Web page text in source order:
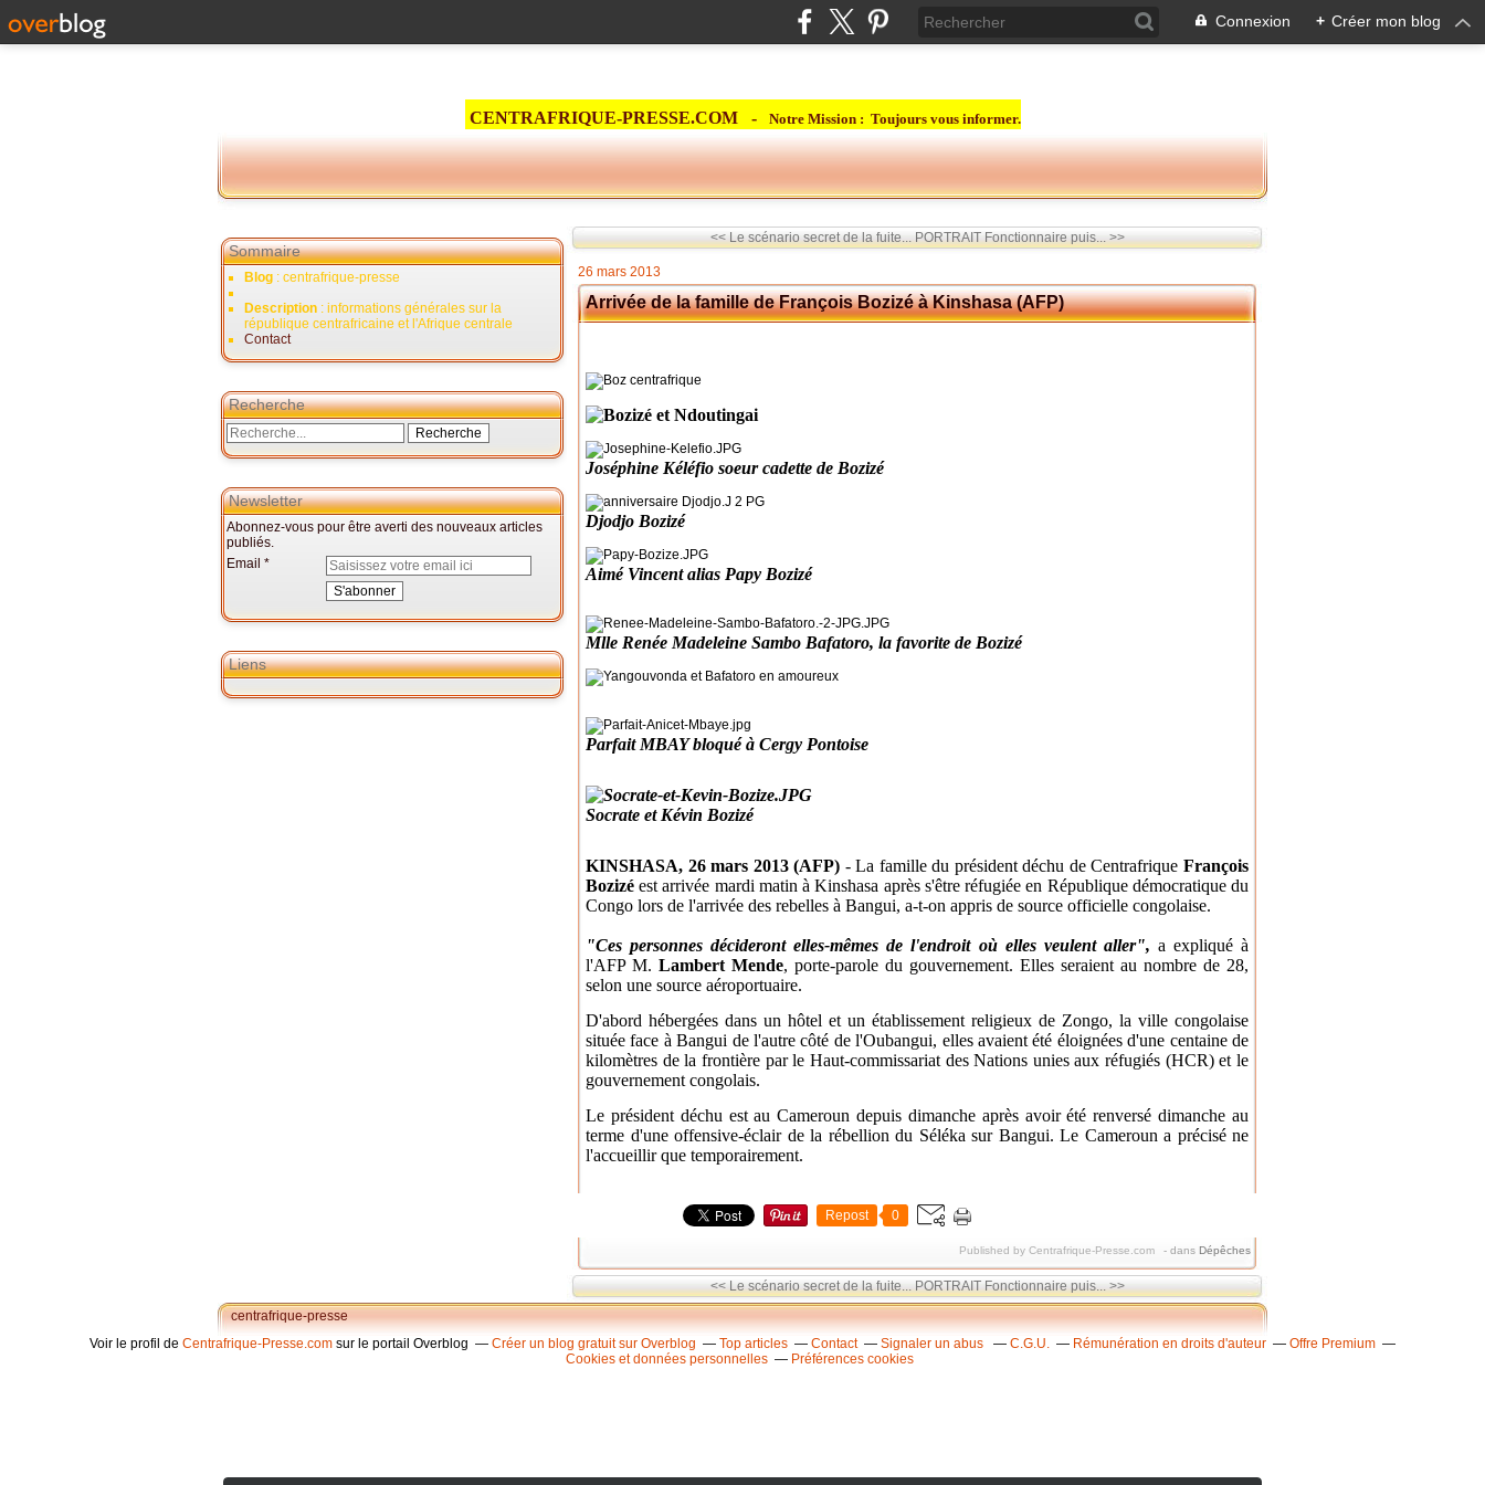
Connexion + Créer mon blog
CENTRAFRIQUE-PRESSE.COM - Notre Mission : Toujours vous informer.
Sommaire
Blog : centrafrique-presse
Description : informations générales sur la
république centrafricaine et l'Afrique centrale
Contact
Recherche
Newsletter
Abonnez-vous pour être averti des nouveaux articles
publiés.
Email
Liens
<< Le scénario secret de la fuite... PORTRAIT Fonctionnaire puis... >>
26 mars 2013
Arrivée de la famille de François Bozizé à Kinshasa (AFP)
Joséphine Kéléfio soeur cadette de Bozizé
Djodjo Bozizé
Aimé Vincent alias Papy Bozizé
Mlle Renée Madeleine Sambo Bafatoro, la favorite de Bozizé
Parfait MBAY bloqué à Cergy Pontoise
Socrate et Kévin Bozizé
KINSHASA, 26 mars 2013 (AFP) - La famille du président déchu de CentrafriqueFrançois
Bozizé est arrivée mardi matin à Kinshasa après s'être réfugiée en République démocratique du
Congo lors de l'arrivée des rebelles à Bangui, a-t-on appris de source officielle congolaise.
"Ces personnes décideront elles-mêmes de l'endroit où elles veulent aller", a expliqué à
l'AFP M. Lambert Mende, porte-parole du gouvernement. Elles seraient au nombre de 28,
selon une source aéroportuaire.
D'abord hébergées dans un hôtel et un établissement religieux de Zongo, la ville congolaise
située face à Bangui de l'autre côté de l'Oubangui, elles avaient été éloignées d'une centaine de
kilomètres de la frontière par le Haut-commissariat des Nations unies aux réfugiés (HCR) et le
gouvernement congolais.
Le président déchu est au Cameroun depuis dimanche après avoir été renversé dimanche au
terme d'une offensive-éclair de la rébellion du Séléka sur Bangui. Le Cameroun a précisé ne
l'accueillir que temporairement.
Repost 0
Published by Centrafrique-Presse.com - dans Dépêches
<< Le scénario secret de la fuite... PORTRAIT Fonctionnaire puis... >>
centrafrique-presse
Voir le profil de Centrafrique-Presse.com sur le portail Overblog Créer un blog gratuit sur Overblog Top articles Contact Signaler un abus C.G.U. Rémunération en droits d'auteur
Offre Premium
Cookies et données personnelles
Préférences cookies